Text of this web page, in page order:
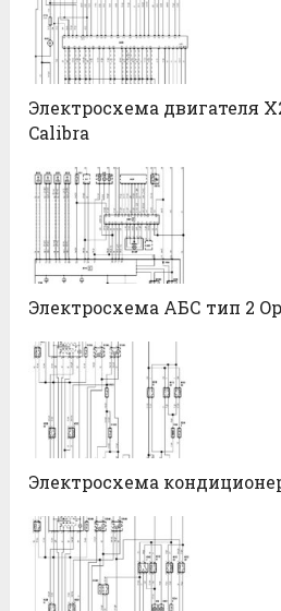
Электросхема двигателя
Calibra
Электросхема АБС тип 2
Электросхема